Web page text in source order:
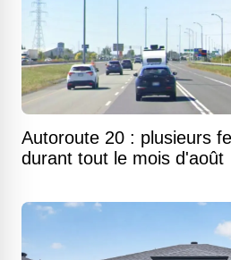
Autoroute 20 : plusieurs
durant tout le mois d'août